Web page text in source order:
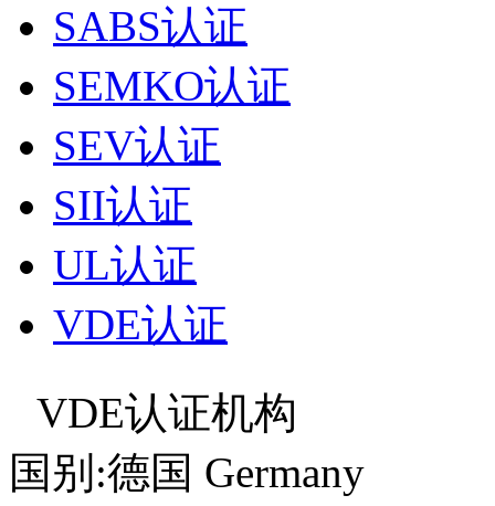
SABS认证
SEMKO认证
SEV认证
SII认证
UL认证
VDE认证
VDE认证机构
国别:德国 Germany